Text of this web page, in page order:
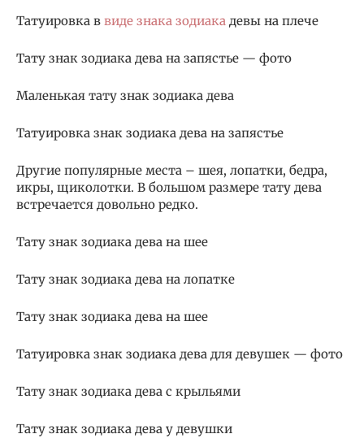
Татуировка в виде знака зодиака девы на плече
Тату знак зодиака дева на запястье — фото
Маленькая тату знак зодиака дева
Татуировка знак зодиака дева на запястье
Другие популярные места – шея, лопатки, бедра,
икры, щиколотки. В большом размере тату дева
встречается довольно редко.
Тату знак зодиака дева на шее
Тату знак зодиака дева на лопатке
Тату знак зодиака дева на шее
Татуировка знак зодиака дева для девушек — фото
Тату знак зодиака дева с крыльями
Тату знак зодиака дева у девушки